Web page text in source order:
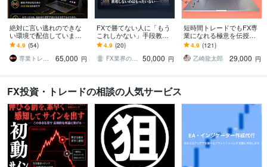
絶対に言い逃れのできな
い環境で配信しています
【審査制】リアルタイム
配信でエントリーから決
済を共有します
4.9 (54)
専業トレーダー maru
65,000 円
FXで勝てない人に「もう
これしかない」手段教え
ます 自力で勝てない人が
これを知らない、利用し
ないのはもったいない
4.9 (20)
FX業界の「内幕」を伝える人
50,000 円
短時間トレードでもFX専
業になれる極意を伝授し
ます 病気などの諸事情で
早期にFX収入を確保した
い方にも最適です!
4.9 (121)
乙崎龍太郎
29,000 円
FX投資・トレードの相談の人気サービス